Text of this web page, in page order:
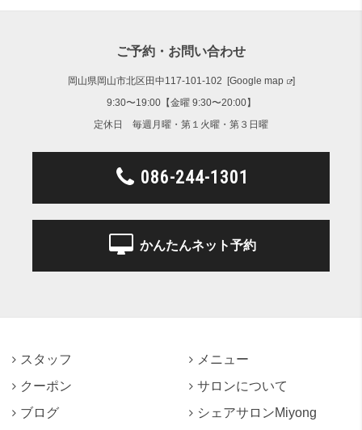
ご予約・お問い合わせ
岡山県岡山市北区田中117-101-102 [Google map
]
9:30〜19:00【金曜 9:30〜20:00】
定休日 毎週月曜・第１火曜・第３日曜
086-244-1301
かんたんネット予約
スタッフ
メニュー
クーポン
サロンについて
ブログ
シェアサロンMiyong